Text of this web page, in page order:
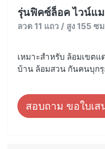
รุ่นฟิคซ์ล็อค ไวน์แ
ลวด 11 แถว / สูง 155 ซ
เหมาะสำหรับ ล้อมเขต
บ้าน ล้อมสวน กันคนบุก
สอบถาม ขอใบเส